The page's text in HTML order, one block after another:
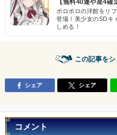
【無料40連や星4確
ボロボロの洋館をリ
登場！美少女のSDキ
しめる！
この記事を
シェア シェア
コメント